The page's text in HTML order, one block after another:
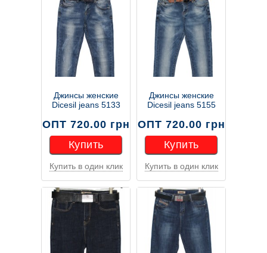
Джинсы женские
Dicesil jeans 5133
ОПТ 720.00 грн
Купить
Купить
Купить в один клик
Джинсы женские
Dicesil jeans 5155
ОПТ 720.00 грн
Купить
Купить
Купить в один клик